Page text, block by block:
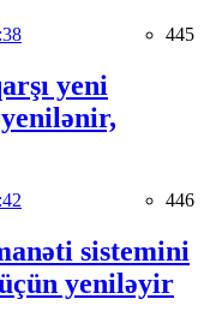
445
yeni
446
sistemini
yeniləyir